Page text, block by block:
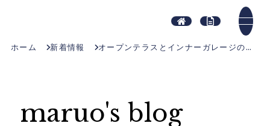
ホーム 新着情報 オープンテラスとインナーガレージのあるお家完成見学会開催します！
maruo's blog